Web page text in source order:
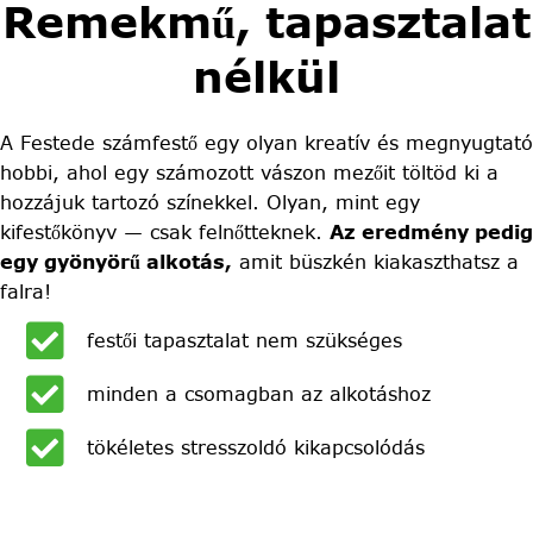
Remekmű, tapasztalat
nélkül
A Festede számfestő egy olyan kreatív és megnyugtató
hobbi, ahol egy számozott vászon mezőit töltöd ki a
hozzájuk tartozó színekkel. Olyan, mint egy
kifestőkönyv — csak felnőtteknek. Az eredmény pedig
egy gyönyörű alkotás, amit büszkén kiakaszthatsz a
falra!
festői tapasztalat nem szükséges
minden a csomagban az alkotáshoz
tökéletes stresszoldó kikapcsolódás